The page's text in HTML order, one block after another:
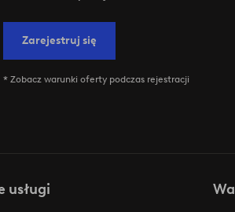
Zarejestruj się
* Zobacz warunki oferty podczas rejestracji
usługi